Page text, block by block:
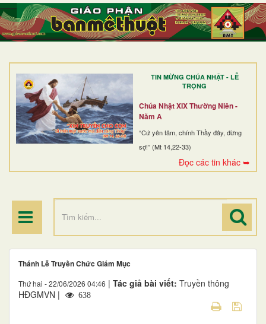
TIN MỪNG CHÚA NHẬT - LỄ
TRỌNG
Chúa Nhật XIX Thường Niên -
Năm A
“Cứ yên tâm, chính Thầy đây, đừng
sợ!” (Mt 14,22-33)
Đọc các tin khác ➥
TRANG NHẤT
GIỚI THIỆU
DÒNG TU
BAN MỤC VỤ
ĐOÀN THỂ CG
ĐIỂM HÀNH HƯƠNG
Thánh Lễ Truyền Chức Giám Mục
Thứ hai - 22/06/2026 04:46 | Tác giả bài viết: Truyền thông
HĐGMVN |
638